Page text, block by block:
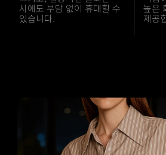
시에도 부담 없이 휴대할 수
있습니다.
높은
제공